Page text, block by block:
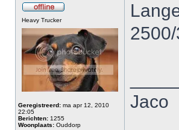
Heavy Trucker
Geregistreerd: ma apr 12, 2010
22:05
Berichten: 1255
Woonplaats: Ouddorp
Jaco